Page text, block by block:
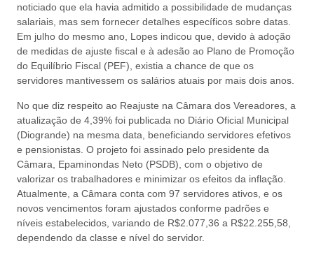
noticiado que ela havia admitido a possibilidade de mudanças
salariais, mas sem fornecer detalhes específicos sobre datas.
Em julho do mesmo ano, Lopes indicou que, devido à adoção
de medidas de ajuste fiscal e à adesão ao Plano de Promoção
do Equilíbrio Fiscal (PEF), existia a chance de que os
servidores mantivessem os salários atuais por mais dois anos.
No que diz respeito ao Reajuste na Câmara dos Vereadores, a
atualização de 4,39% foi publicada no Diário Oficial Municipal
(Diogrande) na mesma data, beneficiando servidores efetivos
e pensionistas. O projeto foi assinado pelo presidente da
Câmara, Epaminondas Neto (PSDB), com o objetivo de
valorizar os trabalhadores e minimizar os efeitos da inflação.
Atualmente, a Câmara conta com 97 servidores ativos, e os
novos vencimentos foram ajustados conforme padrões e
níveis estabelecidos, variando de R$2.077,36 a R$22.255,58,
dependendo da classe e nível do servidor.